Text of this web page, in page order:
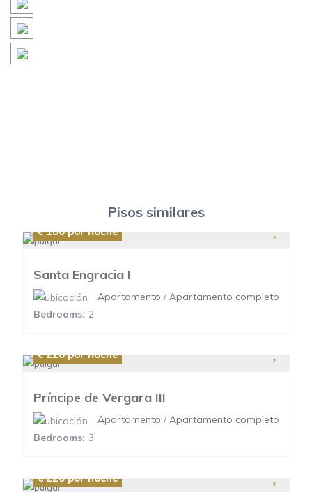
Pisos similares
€ 180por noche
Santa Engracia I
Apartamento / Apartamento completo
Bedrooms: 2
€ 220por noche
Príncipe de Vergara III
Apartamento / Apartamento completo
Bedrooms: 3
€ 220por noche